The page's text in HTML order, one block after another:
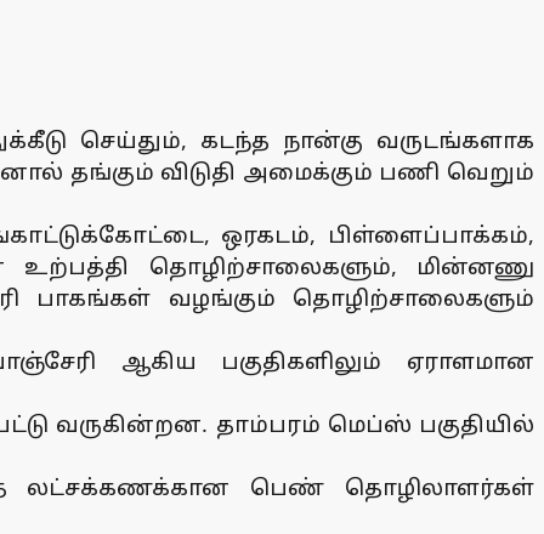
செய்தும், கடந்த நான்கு வருடங்களாக
தங்கும் விடுதி அமைக்கும் பணி வெறும்
ஒரகடம், பிள்ளைப்பாக்கம்,
உற்பத்தி தொழிற்சாலைகளும், மின்னணு
பாகங்கள் வழங்கும் தொழிற்சாலைகளும்
ஆகிய பகுதிகளிலும் ஏராளமான
வருகின்றன. தாம்பரம் மெப்ஸ் பகுதியில்
லட்சக்கணக்கான பெண் தொழிலாளர்கள்